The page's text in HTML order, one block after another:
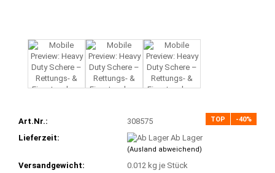
TOP -40%
Art.Nr.:
308575
Lieferzeit:
Ab Lager
(Ausland abweichend)
Versandgewicht: 0.012kg je Stück